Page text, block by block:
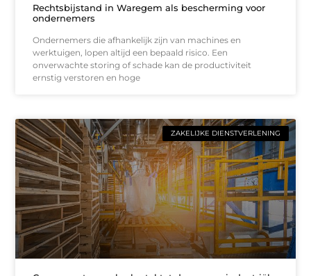
Rechtsbijstand in Waregem als bescherming voor
ondernemers
Ondernemers die afhankelijk zijn van machines en
werktuigen, lopen altijd een bepaald risico. Een
onverwachte storing of schade kan de productiviteit
ernstig verstoren en hoge
ZAKELIJKE DIENSTVERLENING